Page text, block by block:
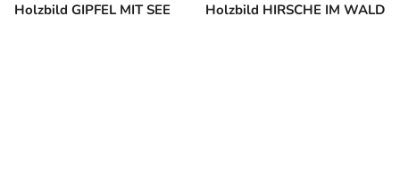
Holzbild GIPFEL MIT SEE Holzbild HIRSCHE IM WALD